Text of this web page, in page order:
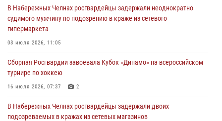
23 июля 2026, 10:22 2
В Нижнекамске сотрудники Росгвардии задержали подозреваемого
в краже
В Казани Росгвардия приняла участие в обеспечении безопасности
крестного хода и освящения храма
В Набережных Челнах росгвардейцы задержали неоднократно
судимого мужчину по подозрению в краже из сетевого
гипермаркета
08 июля 2026, 11:05
Сборная Росгвардии завоевала Кубок «Динамо» на всероссийском
турнире по хоккею
16 июля 2026, 07:37 2
В Набережных Челнах росгвардейцы задержали двоих
подозреваемых в кражах из сетевых магазинов